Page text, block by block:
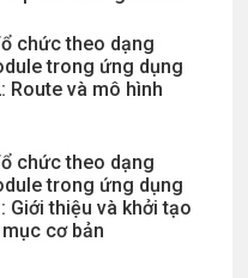
chức theo dạng
trong ứng dụng
Route và mô hình
chức theo dạng
trong ứng dụng
Giới thiệu và khởi tạo
cơ bản